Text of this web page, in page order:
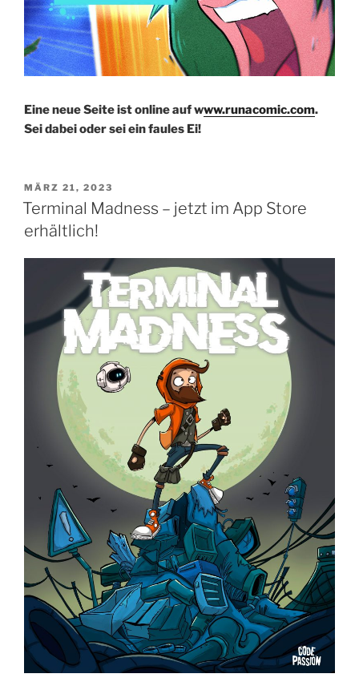
Eine neue Seite ist online auf www.runacomic.com.
Sei dabei oder sei ein faules Ei!
VERÖFFENTLICHT
AM
MÄRZ 21, 2023
Terminal Madness – jetzt im App Store
erhältlich!